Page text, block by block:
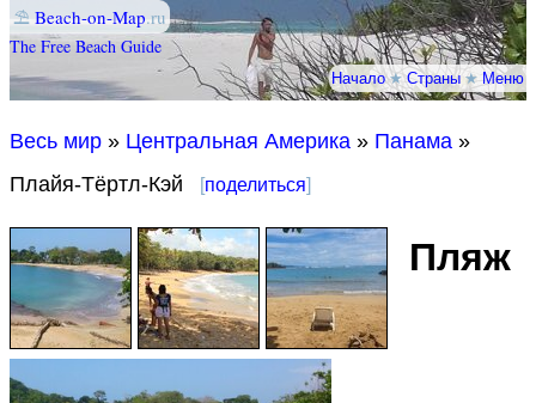
⛱ Beach-on-Map.ru
The Free Beach Guide
Начало★Страны★Меню
Весь мир » Центральная Америка » Панама »
Плайя-Тёртл-Кэй
[поделиться]
Пляж